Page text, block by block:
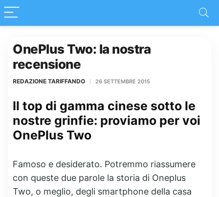
OnePlus Two: la nostra
recensione
REDAZIONE TARIFFANDO 26 SETTEMBRE 2015
Il top di gamma cinese sotto le
nostre grinfie: proviamo per voi
OnePlus Two
Famoso e desiderato. Potremmo riassumere
con queste due parole la storia di Oneplus
Two, o meglio, degli smartphone della casa